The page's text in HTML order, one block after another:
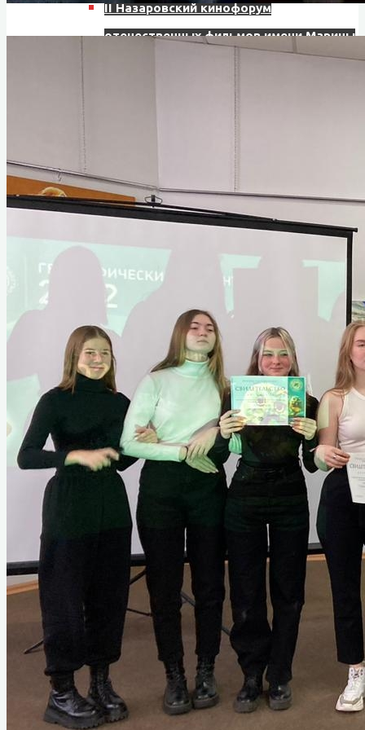
II Назаровский кинофорум
отечественных фильмов имени Марины
отечественных фильмов имени Марины
IV Назаровский кинофорум
отечественных фильмов имени Марины
V Назаровский кинофорум
отечественных фильмов имени Марины
Ладыниной
VI Назаровский кинофорум
отечественных фильмов имени Марины
Ладыниной
VII Назаровский кинофорум
отечественных фильмов имени Марины
Ладыниной
VIII Назаровский кинофорум
отечественных фильмов имени Марины
Ладыниной
IX Назаровский кинофорум
отечественных фильмов имени Марины
Ладыниной
X Назаровский кинофорум
отечественных фильмов имени Марины